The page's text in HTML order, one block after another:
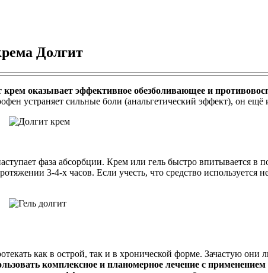
Долгит
крем оказывает эффективное обезболивающее и
устраняет сильные боли (анальгетический эффект), он ещё
фаза абсорбции. Крем или гель быстро впитывается
3-4-х часов. Если учесть, что средство используется
как в острой, так и в хронической форме. Зачастую
комплексное и планомерное лечение с